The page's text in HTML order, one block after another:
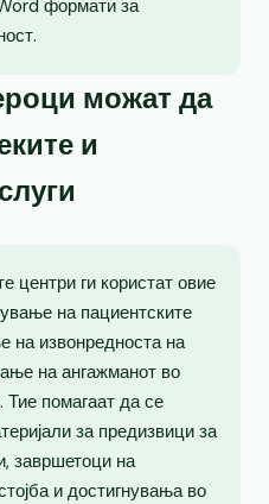
формати за
можат да
и
центри ги користат овие
на пациентските
на извонредноста на
на ангажманот во
Тие помагаат да се
за предизвици за
завршетоци на
и достигнувања во